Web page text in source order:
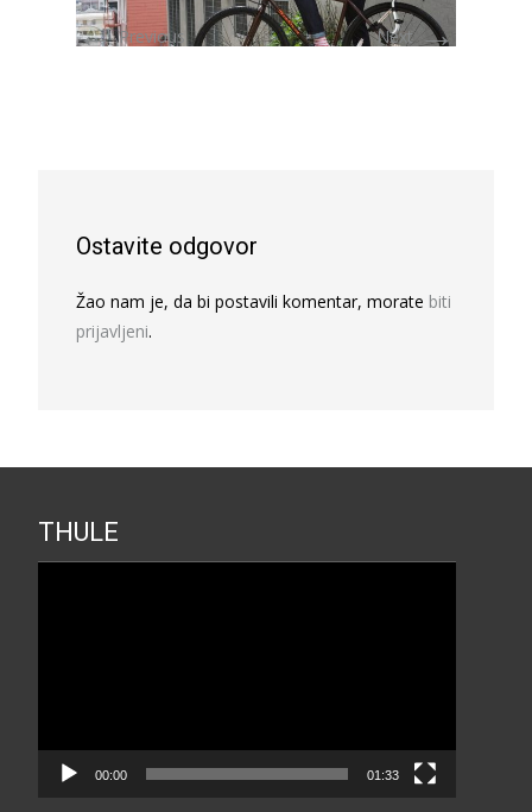
←Previous Next→
Ostavite odgovor
Žao nam je, da bi postavili komentar, morate biti
prijavljeni.
THULE
00:00 01:33